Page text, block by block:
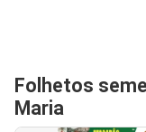
Folhetos
Maria